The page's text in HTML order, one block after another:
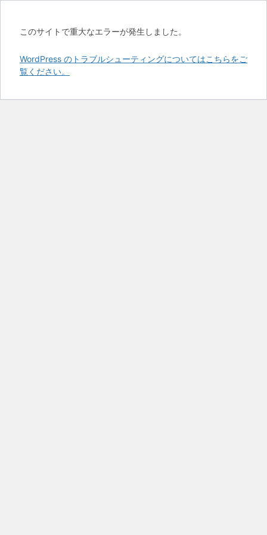
このサイトで重大なエラーが発生しました。
WordPress のトラブルシューティングについてはこちらをご
覧ください。